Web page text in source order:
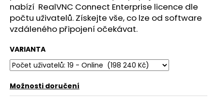
nabízí RealVNC Connect Enterprise licence dle
počtu uživatelů. Získejte vše, co lze od software
vzdáleného připojení očekávat.
VARIANTA
Možnosti doručení
HLEDAT
o